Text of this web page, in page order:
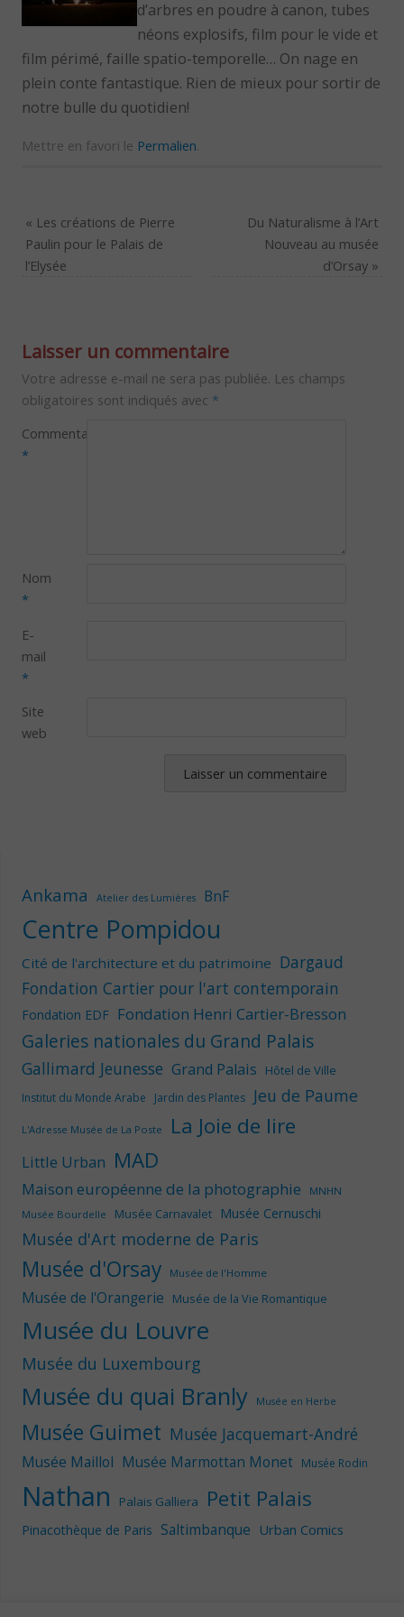
d’arbres en poudre à canon, tubes
néons explosifs, film pour le vide et
film périmé, faille spatio-temporelle… On nage en
plein conte fantastique. Rien de mieux pour sortir de
notre bulle du quotidien!
Mettre en favori le Permalien.
« Les créations de Pierre
Paulin pour le Palais de
l’Elysée
Du Naturalisme à l’Art
Nouveau au musée
d’Orsay »
Laisser un commentaire
Votre adresse e-mail ne sera pas publiée. Les champs
obligatoires sont indiqués avec *
Commentaire
*
Nom
*
E-
mail
*
Site
web
Ankama Atelier des Lumières BnF
Centre Pompidou
Cité de l'architecture et du patrimoine Dargaud
Fondation Cartier pour l'art contemporain
Fondation EDF Fondation Henri Cartier-Bresson
Galeries nationales du Grand Palais
Gallimard Jeunesse Grand Palais Hôtel de Ville
Institut du Monde Arabe Jardin des Plantes Jeu de Paume
L'Adresse Musée de La Poste La Joie de lire
Little Urban MAD
Maison européenne de la photographie
MNHN
Musée Bourdelle
Musée Carnavalet Musée Cernuschi
Musée d'Art moderne de Paris
Musée d'Orsay Musée de l'Homme
Musée de l'Orangerie Musée de la Vie Romantique
Musée du Louvre
Musée du Luxembourg
Musée du quai Branly Musée en Herbe
Musée Guimet Musée Jacquemart-André
Musée Maillol Musée Marmottan Monet Musée Rodin
Nathan Palais Galliera Petit Palais
Pinacothèque de Paris Saltimbanque Urban Comics